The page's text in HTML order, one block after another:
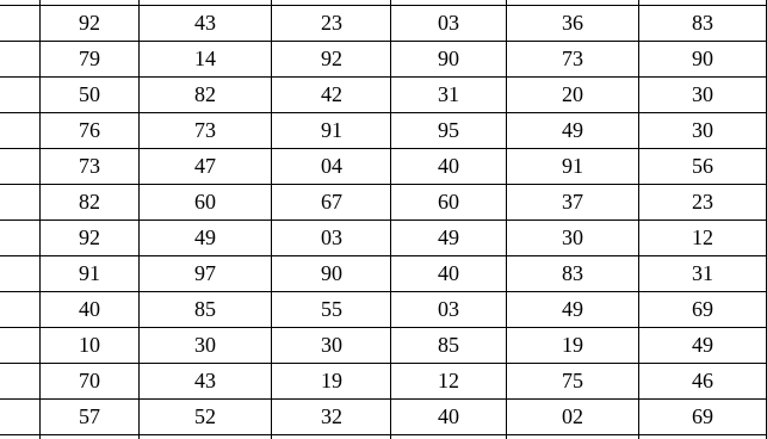
92 43 23 03 36
83
79 14 92 90 73
90
50 82 42 31 20
30
76 73 91 95 49
30
73 47 04 40 91
56
82 60 67 60 37
23
92 49 03 49 30
12
91 97 90 40 83
31
40 85 55 03 49
69
10 30 30 85 19
49
70 43 19 12 75
46
57 52 32 40 02
69